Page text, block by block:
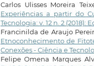
Carlos Ulisses Moreira
Experiências a partir do
Tecnologia: v. 12 n. 2
Francinilda de Araujo
Etnoconhecimento de
Conexões - Ciência e
Felipe Omena Marques